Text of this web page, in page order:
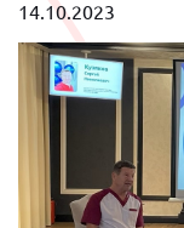
14.10.2023